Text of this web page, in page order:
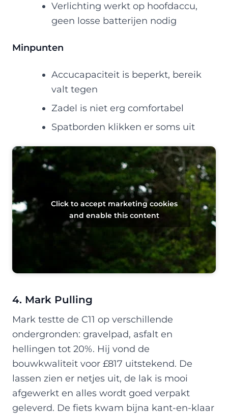
Verlichting werkt op hoofdaccu,
geen losse batterijen nodig
Minpunten
Accucapaciteit is beperkt, bereik
valt tegen
Zadel is niet erg comfortabel
Spatborden klikken er soms uit
Click to accept marketing cookies
and enable this content
4. Mark Pulling
Mark testte de C11 op verschillende
ondergronden: gravelpad, asfalt en
hellingen tot 20%. Hij vond de
bouwkwaliteit voor £817 uitstekend. De
lassen zien er netjes uit, de lak is mooi
afgewerkt en alles wordt goed verpakt
geleverd. De fiets kwam bijna kant-en-klaar